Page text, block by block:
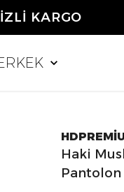
ÜCRETSİZ
Haki
Pantolon